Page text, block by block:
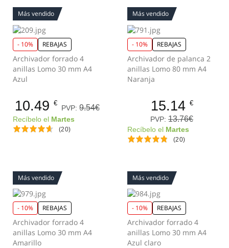
Más vendido
- 10% REBAJAS
Archivador forrado 4
anillas Lomo 30 mm A4
Azul
10.49 €
PVP: 9.54€
Recíbelo el Martes
(20)
Más vendido
- 10% REBAJAS
Archivador de palanca 2
anillas Lomo 80 mm A4
Naranja
15.14 €
PVP: 13.76€
Recíbelo el Martes
(20)
Más vendido
- 10% REBAJAS
Archivador forrado 4
anillas Lomo 30 mm A4
Amarillo
Más vendido
- 10% REBAJAS
Archivador forrado 4
anillas Lomo 30 mm A4
Azul claro